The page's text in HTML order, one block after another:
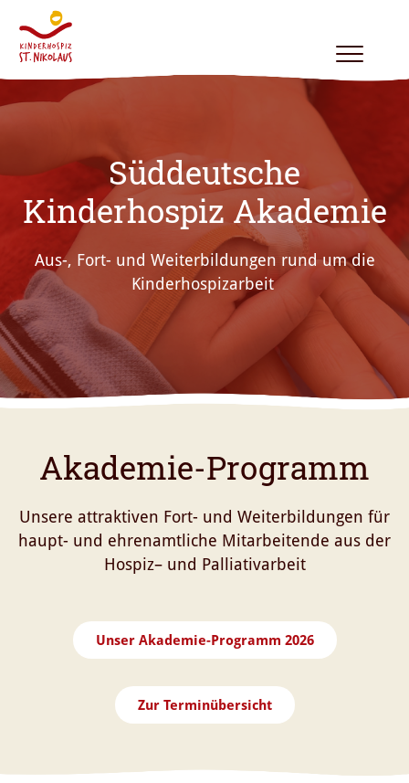
Toggle
Süddeutsche
Kinderhospiz Akademie
Aus-, Fort- und Weiterbildungen rund um die
Kinderhospizarbeit
Akademie-Programm
Unsere attraktiven Fort- und Weiterbildungen für
haupt- und ehrenamtliche Mitarbeitende aus der
Hospiz– und Palliativarbeit
Unser Akademie-Programm 2026
Zur Terminübersicht